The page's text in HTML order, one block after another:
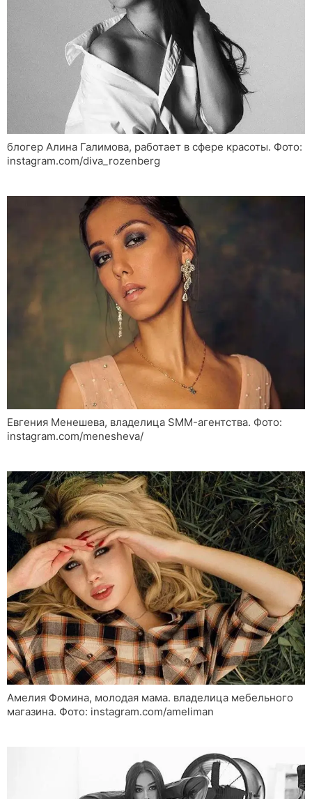
блогер Алина Галимова, работает в сфере красоты. Фото:
instagram.com/diva_rozenberg
Евгения Менешева, владелица SMM-агентства. Фото:
instagram.com/menesheva/
Амелия Фомина, молодая мама. владелица мебельного
магазина. Фото: instagram.com/ameliman